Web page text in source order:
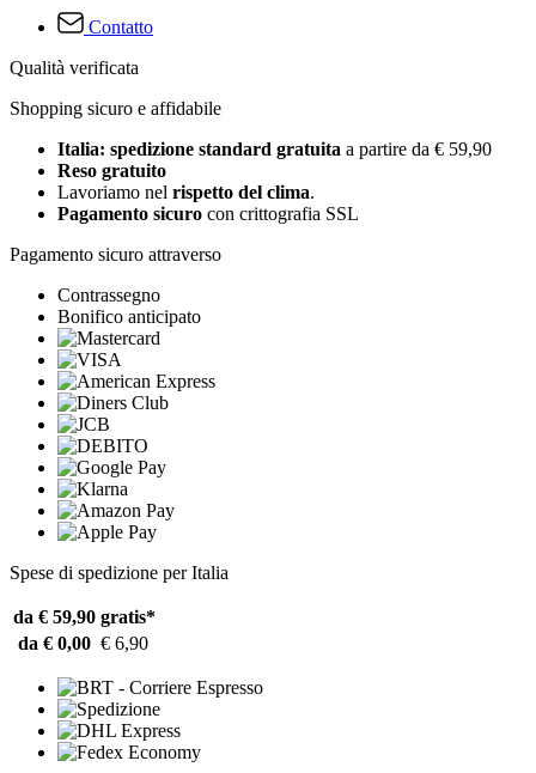
Contatto
Qualità verificata
Shopping sicuro e affidabile
Italia: spedizione standard gratuita a partire da € 59,90
Reso gratuito
Lavoriamo nel rispetto del clima.
Pagamento sicuro con crittografia SSL
Pagamento sicuro attraverso
Contrassegno
Bonifico anticipato
Spese di spedizione per Italia
da € 59,90 gratis*
da € 0,00 € 6,90